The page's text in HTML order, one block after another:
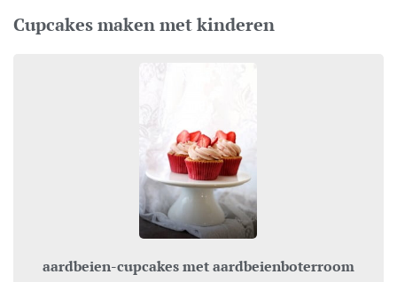
Cupcakes maken met kinderen
aardbeien-cupcakes met aardbeienboterroom